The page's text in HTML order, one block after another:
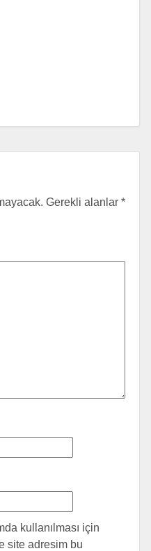
Gerekli alanlar *
kullanılması için
site adresim bu